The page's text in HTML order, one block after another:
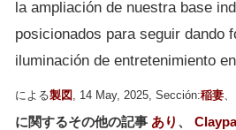
la ampliación de nuestra base
posicionados para seguir dando
iluminación de entretenimiento
による製図 , 14 May, 2025, Sección:稲妻
に関するその他の記事 あり 、